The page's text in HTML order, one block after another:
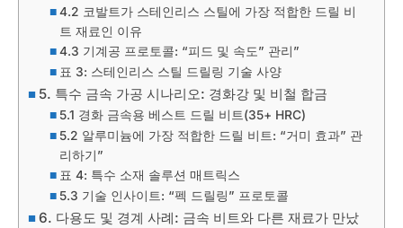
4.2 코발트가 스테인리스 스틸에 가장 적합한 드릴 비
트 재료인 이유
4.3 기계공 프로토콜: “피드 및 속도” 관리”
표 3: 스테인리스 스틸 드릴링 기술 사양
5. 특수 금속 가공 시나리오: 경화강 및 비철 합금
5.1 경화 금속용 베스트 드릴 비트(35+ HRC)
5.2 알루미늄에 가장 적합한 드릴 비트: “거미 효과” 관
리하기”
표 4: 특수 소재 솔루션 매트릭스
5.3 기술 인사이트: “펙 드릴링” 프로토콜
6. 다용도 및 경계 사례: 금속 비트와 다른 재료가 만났